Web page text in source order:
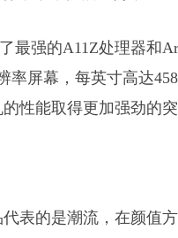
最强的A11Z处理器和
率屏幕，每英寸高达
性能取得更加强劲的突
表的是潮流，在颜值